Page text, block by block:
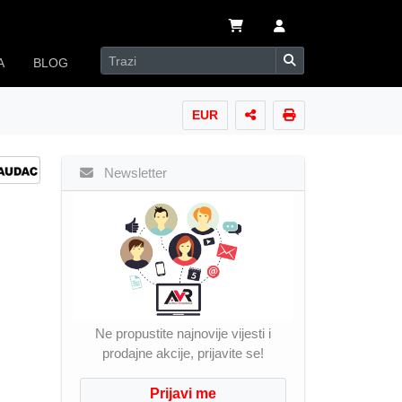
BLOG
EUR
Newsletter
Ne propustite najnovije vijesti i
prodajne akcije, prijavite se!
Prijavi me